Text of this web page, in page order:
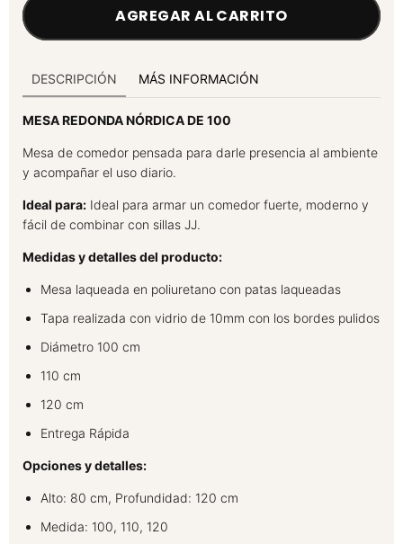
DESCRIPCIÓN MÁS INFORMACIÓN
MESA REDONDA NÓRDICA DE 100
Mesa de comedor pensada para darle presencia al ambiente
y acompañar el uso diario.
Ideal para: Ideal para armar un comedor fuerte, moderno y
fácil de combinar con sillas JJ.
Medidas y detalles del producto:
Mesa laqueada en poliuretano con patas laqueadas
Tapa realizada con vidrio de 10mm con los bordes pulidos
Diámetro 100 cm
110 cm
120 cm
Entrega Rápida
Opciones y detalles:
Alto: 80 cm, Profundidad: 120 cm
Medida: 100, 110, 120